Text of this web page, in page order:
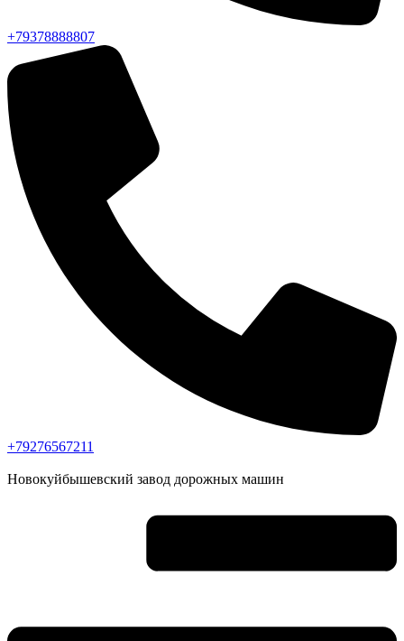
+79378888807
+79276567211
Новокуйбышевский завод дорожных машин